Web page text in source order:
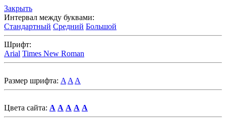
Закрыть
Интервал между буквами:
Стандартный Средний Большой
Шрифт:
Arial Times New Roman
Размер шрифта: A A A
Цвета сайта: A A A A A